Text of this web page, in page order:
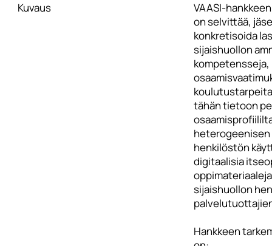
Kuvaus
VAASI-
on selvittää,
konkretisoida
sijaishuollon
kompetensseja,
tähän tietoon
henkilöstön
digitaalisia
sijaishuollon
Hankkeen